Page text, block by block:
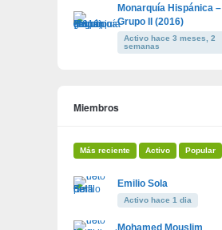
Monarquía Hispánica –
Grupo II (2016)
Activo hace 3 meses, 2
semanas
Miembros
Más reciente Activo Popular
Emilio Sola
Activo hace 1 dia
Mohamed Mouslim